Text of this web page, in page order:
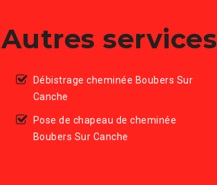
Autres services
Débistrage cheminée Boubers Sur
Canche
Pose de chapeau de cheminée
Boubers Sur Canche